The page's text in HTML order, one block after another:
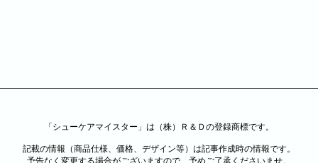
「シューケアマイスター」は（株）Ｒ＆Ｄの登録商標です。
記載の情報（商品仕様、価格、デザイン等）は記事作成時の情報です。
予告なく変更する場合がございますので、予めご了承くださいませ。